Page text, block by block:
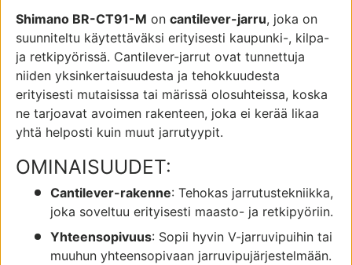
Shimano BR-CT91-M on cantilever-jarru, joka on
suunniteltu käytettäväksi erityisesti kaupunki-, kilpa-
ja retkipyörissä. Cantilever-jarrut ovat tunnettuja
niiden yksinkertaisuudesta ja tehokkuudesta
erityisesti mutaisissa tai märissä olosuhteissa, koska
ne tarjoavat avoimen rakenteen, joka ei kerää likaa
yhtä helposti kuin muut jarrutyypit.
OMINAISUUDET:
Cantilever-rakenne: Tehokas jarrutustekniikka,
joka soveltuu erityisesti maasto- ja retkipyöriin.
Yhteensopivuus: Sopii hyvin V-jarruvipuihin tai
muuhun yhteensopivaan jarruvipujärjestelmään.